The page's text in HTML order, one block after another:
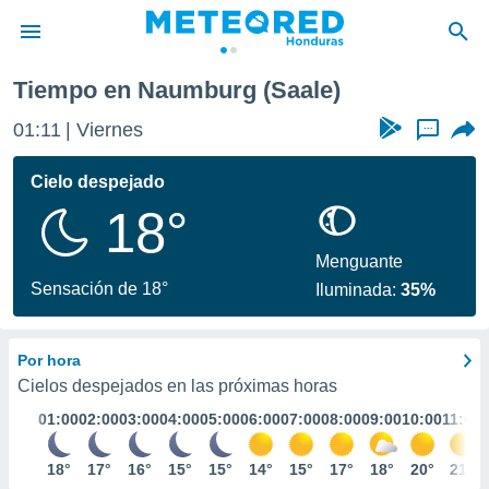
de
ha sido
calidad.
a este
las
y
digital
basada
Tiempo en Naumburg (Saale)
01:11 Viernes ...
Cielo despejado
18°
Sensación de 18°
Menguante
Iluminada:35%
Por hora
Cielos despejados en las próximas horas
01:00
18°
02:00
17°
03:00
16°
04:00
15°
05:00
15°
06:00
14°
07:00
15°
08:00
17°
09:00
18°
10:00
20°
11:00
21°